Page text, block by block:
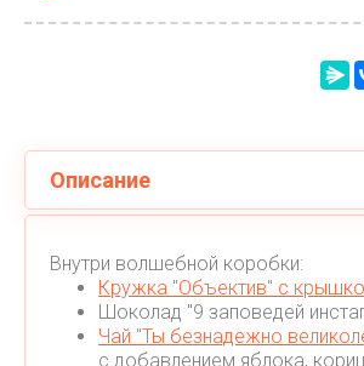
Описание
Внутри волшебной коробки:
Кружка "Объектив" с
Шоколад "9 заповедей
Чай "Ты безнадежно
с добавлением яблока,